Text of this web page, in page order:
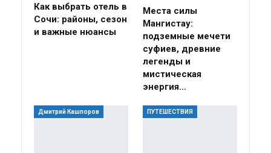
Как выбрать отель в
Сочи: районы, сезон
и важные нюансы
Места силы
Мангистау:
подземные мечети
суфиев, древние
легенды и
мистическая
энергия…
Дмитрий Кашпоров ПУТЕШЕСТВИЯ